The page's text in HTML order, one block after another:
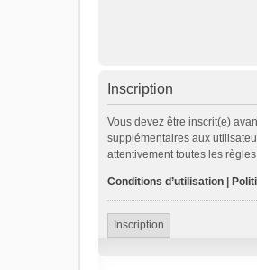
Inscription
Vous devez être inscrit(e)
supplémentaires aux
attentivement toutes les
Conditions d’utilisation
Inscription